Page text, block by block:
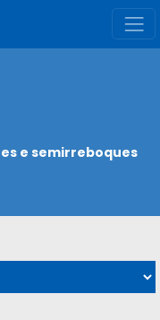
e semirreboques